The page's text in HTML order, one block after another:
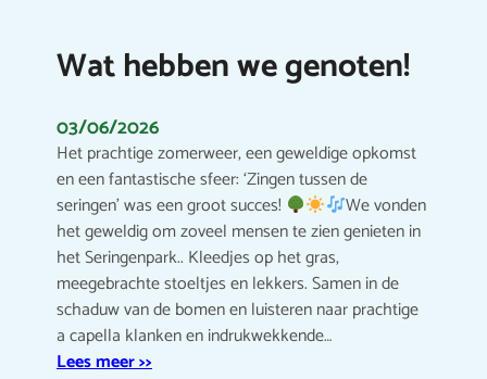
Wat hebben we genoten!
03/06/2026
Het prachtige zomerweer, een geweldige opkomst
en een fantastische sfeer: ‘Zingen tussen de
seringen’ was een groot succes!
We vonden
het geweldig om zoveel mensen te zien genieten in
het Seringenpark.. Kleedjes op het gras,
meegebrachte stoeltjes en lekkers. Samen in de
schaduw van de bomen en luisteren naar prachtige
a capella klanken en indrukwekkende…
Lees meer >>